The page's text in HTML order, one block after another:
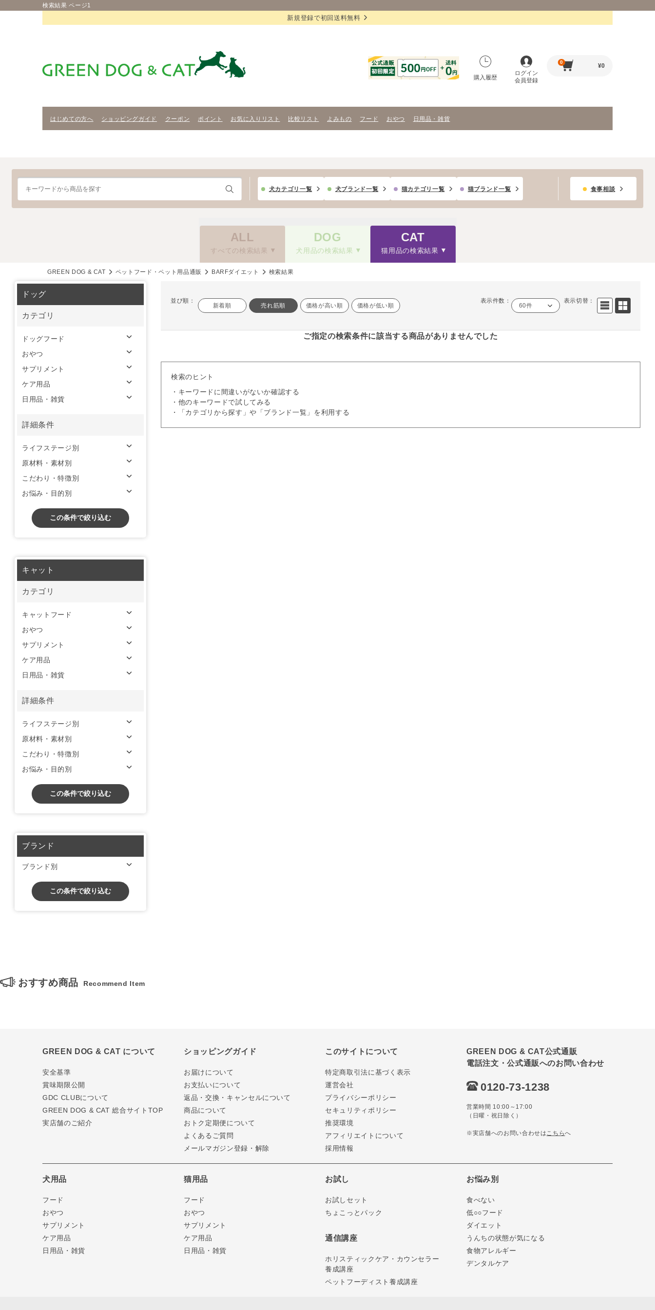
検索結果 ページ1
新規登録で初回送料無料
購入履歴
ログイン
会員登録
0
¥0
はじめての方へ ショッピングガイド クーポン ポイント お気に入りリスト 比較リスト よみもの フード おやつ 日用品・雑貨
犬カテゴリ一覧 犬ブランド一覧 猫カテゴリ一覧 猫ブランド一覧 食事相談
ALL
すべての検索結果
DOG
犬用品の検索結果
CAT
猫用品の検索結果
GREEN DOG & CAT ペットフード・ペット用品通販 BARFダイエット 検索結果
並び順：
新着順 売れ筋順 価格が高い順 価格が低い順
表示件数：
60件
表示切替：
ご指定の検索条件に該当する商品がありませんでした
検索のヒント
・キーワードに間違いがないか確認する
・他のキーワードで試してみる
・「カテゴリから探す」や「ブランド一覧」を利用する
ドッグ
カテゴリ
ドッグフード
おやつ
サプリメント
ケア用品
日用品・雑貨
詳細条件
ライフステージ別
原材料・素材別
こだわり・特徴別
お悩み・目的別
この条件で絞り込む
キャット
カテゴリ
キャットフード
おやつ
サプリメント
ケア用品
日用品・雑貨
詳細条件
ライフステージ別
原材料・素材別
こだわり・特徴別
お悩み・目的別
この条件で絞り込む
ブランド
ブランド別
この条件で絞り込む
おすすめ商品 Recommend Item
GREEN DOG & CAT について
安全基準
賞味期限公開
GDC CLUBについて
GREEN DOG & CAT 総合サイトTOP
実店舗のご紹介
ショッピングガイド
お届けについて
お支払いについて
返品・交換・キャンセルについて
商品について
おトク定期便について
よくあるご質問
メールマガジン登録・解除
このサイトについて
特定商取引法に基づく表示
運営会社
プライバシーポリシー
セキュリティポリシー
推奨環境
アフィリエイトについて
採用情報
GREEN DOG & CAT公式通販
電話注文・公式通販へのお問い合わせ
0120-73-1238
営業時間 10:00～17:00
（日曜・祝日除く）
※実店舗へのお問い合わせはこちらへ
犬用品
フード
おやつ
サプリメント
ケア用品
日用品・雑貨
猫用品
フード
おやつ
サプリメント
ケア用品
日用品・雑貨
お試し
お試しセット
ちょこっとパック
通信講座
ホリスティックケア・カウンセラー
養成講座
ペットフーディスト養成講座
お悩み別
食べない
低○○フード
ダイエット
うんちの状態が気になる
食物アレルギー
デンタルケア